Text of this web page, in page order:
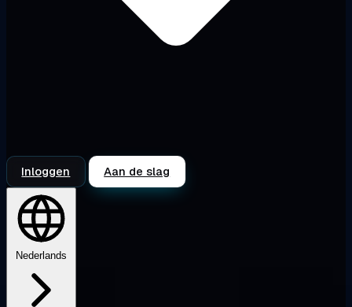
Inloggen Aan de slag
Nederlands